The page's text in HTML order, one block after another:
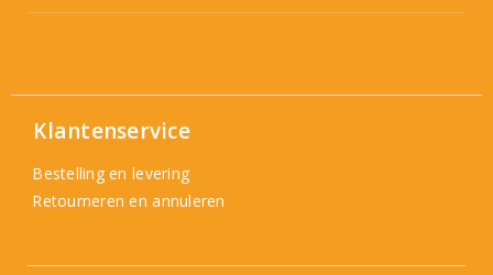
Klantenservice
Bestelling en levering
Retourneren en annuleren